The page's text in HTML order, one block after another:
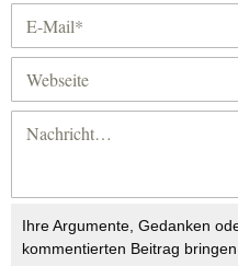
Ihre Argumente, Gedanken
kommentierten Beitrag